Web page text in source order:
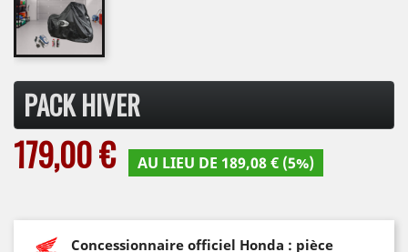
PACK HIVER
179,00 € AU LIEU DE 189,08 € (5%)
Concessionnaire officiel Honda : pièce